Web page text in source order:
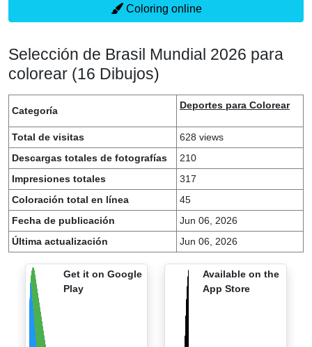
Coloring online
Selección de Brasil Mundial 2026 para
colorear (16 Dibujos)
Categoría Deportes para Colorear
Total de visitas
628 views
Descargas totales de fotografías
210
Impresiones totales
317
Coloración total en línea
45
Fecha de publicación
Jun 06, 2026
Última actualización
Jun 06, 2026
Get it on Google
Play
Available on the
App Store